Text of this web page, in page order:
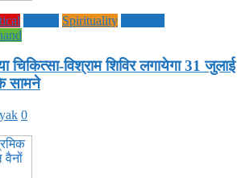
Spirituality
चिकित्सा-विश्राम शिविर लगायेगा 31 जुलाई
सामने
0